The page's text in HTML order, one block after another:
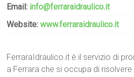
Email: info@ferraraidraulico.it
Website:www.ferraraidraulico.it
FerraraIdraulico.it è il servizio di
a Ferrara che si occupa di